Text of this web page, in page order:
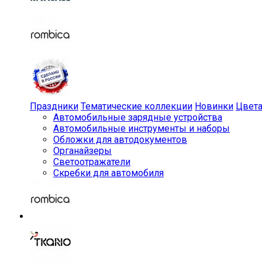
Праздники Тематические коллекции Новинки Цвета
Автомобильные зарядные устройства
Автомобильные инструменты и наборы
Обложки для автодокументов
Органайзеры
Светоотражатели
Скребки для автомобиля